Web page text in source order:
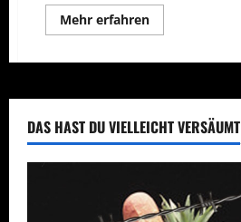
Mehr erfahrenMehr
Informationen
DAS HAST DU VIELLEICHT VERSÄUMT